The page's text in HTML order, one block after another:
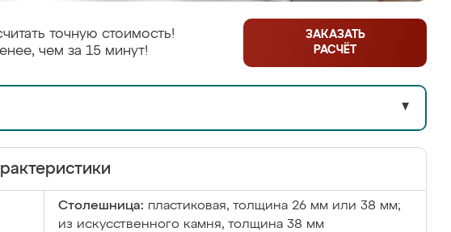
точную стоимость!
чем за 15 минут!
ЗАКАЗАТЬ
РАСЧЁТ
▼
Столешница: пластиковая, толщина 26 мм или 38 мм;
из искусственного камня, толщина 38 мм